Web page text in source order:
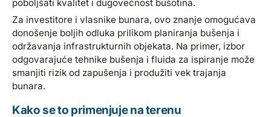
poboljšati kvalitet i dugovečnost bušotina.
Za investitore i vlasnike bunara, ovo znanje omogućava
donošenje boljih odluka prilikom planiranja bušenja i
održavanja infrastrukturnih objekata. Na primer, izbor
odgovarajuće tehnike bušenja i fluida za ispiranje može
smanjiti rizik od zapušenja i produžiti vek trajanja
bunara.
Kako se to primenjuje na terenu